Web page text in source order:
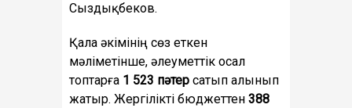
Сыздықбеков.
Қала әкімінің сөз еткен
мәліметінше, әлеуметтік осал
топтарға 1 523 пәтер сатып алынып
жатыр. Жергілікті бюджеттен 388